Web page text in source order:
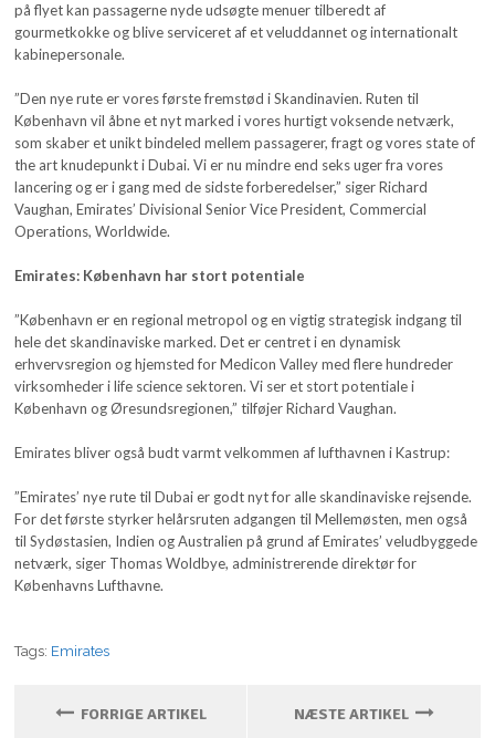
på flyet kan passagerne nyde udsøgte menuer tilberedt af
gourmetkokke og blive serviceret af et veluddannet og internationalt
kabinepersonale.
”Den nye rute er vores første fremstød i Skandinavien. Ruten til
København vil åbne et nyt marked i vores hurtigt voksende netværk,
som skaber et unikt bindeled mellem passagerer, fragt og vores state of
the art knudepunkt i Dubai. Vi er nu mindre end seks uger fra vores
lancering og er i gang med de sidste forberedelser,” siger Richard
Vaughan, Emirates’ Divisional Senior Vice President, Commercial
Operations, Worldwide.
Emirates: København har stort potentiale
”København er en regional metropol og en vigtig strategisk indgang til
hele det skandinaviske marked. Det er centret i en dynamisk
erhvervsregion og hjemsted for Medicon Valley med flere hundreder
virksomheder i life science sektoren. Vi ser et stort potentiale i
København og Øresundsregionen,” tilføjer Richard Vaughan.
Emirates bliver også budt varmt velkommen af lufthavnen i Kastrup:
”Emirates’ nye rute til Dubai er godt nyt for alle skandinaviske rejsende.
For det første styrker helårsruten adgangen til Mellemøsten, men også
til Sydøstasien, Indien og Australien på grund af Emirates’ veludbyggede
netværk, siger Thomas Woldbye, administrerende direktør for
Københavns Lufthavne.
Tags: Emirates
FORRIGE ARTIKEL NÆSTE ARTIKEL